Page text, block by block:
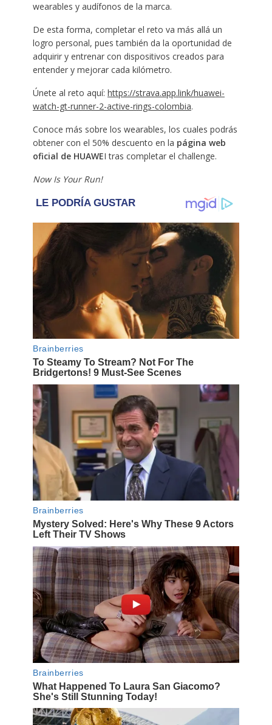
wearables y audífonos de la marca.
De esta forma, completar el reto va más allá un
logro personal, pues también da la oportunidad de
adquirir y entrenar con dispositivos creados para
entender y mejorar cada kilómetro.
Únete al reto aquí: https://strava.app.link/huawei-
watch-gt-runner-2-active-rings-colombia.
Conoce más sobre los wearables, los cuales podrás
obtener con el 50% descuento en la página web
oficial de HUAWEI tras completar el challenge.
Now Is Your Run!